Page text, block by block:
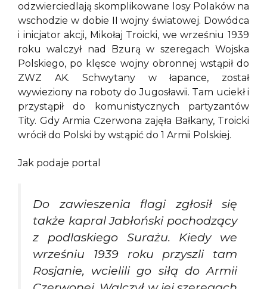
odzwierciedlają skomplikowane losy Polaków na
wschodzie w dobie II wojny światowej. Dowódca
i inicjator akcji, Mikołaj Troicki, we wrześniu 1939
roku walczył nad Bzurą w szeregach Wojska
Polskiego, po klęsce wojny obronnej wstąpił do
ZWZ AK. Schwytany w łapance, został
wywieziony na roboty do Jugosławii. Tam uciekł i
przystąpił do komunistycznych partyzantów
Tity. Gdy Armia Czerwona zajęła Bałkany, Troicki
wrócił do Polski by wstąpić do 1 Armii Polskiej.
Jak podaje portal
Do zawieszenia flagi zgłosił się
także kapral Jabłoński pochodzący
z podlaskiego Surażu. Kiedy we
wrześniu 1939 roku przyszli tam
Rosjanie, wcielili go siłą do Armii